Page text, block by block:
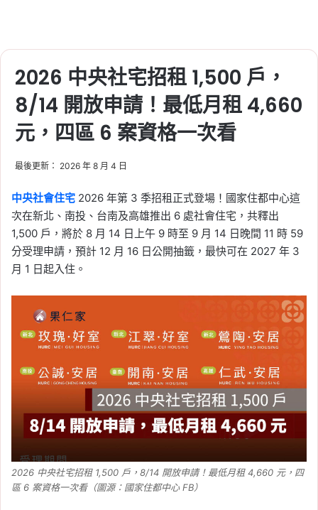
2026 中央社宅招租 1,500 戶，
8/14 開放申請！最低月租 4,660
元，四區 6 案資格一次看
最後更新： 2026 年 8 月 4 日
中央社會住宅 2026 年第 3 季招租正式登場！國家住都中心這
次在新北、南投、台南及高雄推出 6 處社會住宅，共釋出
1,500 戶，將於 8 月 14 日上午 9 時至 9 月 14 日晚間 11 時 59
分受理申請，預計 12 月 16 日公開抽籤，最快可在 2027 年 3
月 1 日起入住。
2026 中央社宅招租 1,500 戶，8/14 開放申請！最低月租 4,660 元，四
區 6 案資格一次看（圖源：國家住都中心 FB）